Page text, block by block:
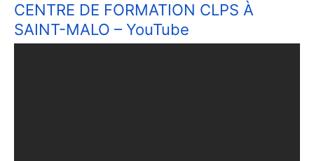
CENTRE DE FORMATION CLPS À
SAINT-MALO – YouTube